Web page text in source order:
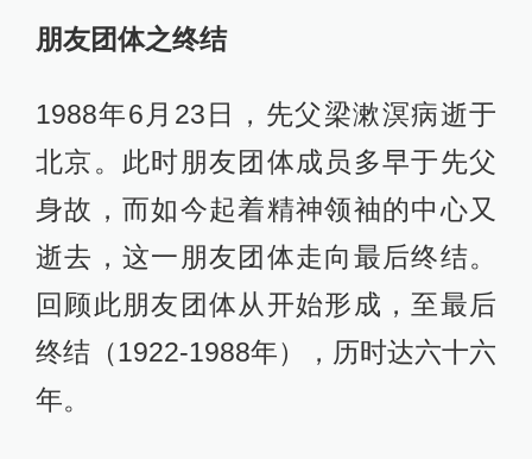
朋友团体之终结
1988年6月23日，先父梁漱溟病逝于
北京。此时朋友团体成员多早于先父
身故，而如今起着精神领袖的中心又
逝去，这一朋友团体走向最后终结。
回顾此朋友团体从开始形成，至最后
终结（1922-1988年），历时达六十六
年。